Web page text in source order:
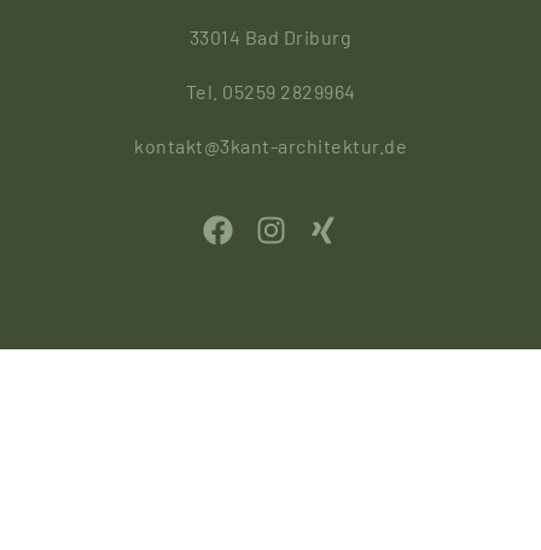
33014 Bad Driburg
Tel. 05259 2829964
kontakt@3kant-architektur.de